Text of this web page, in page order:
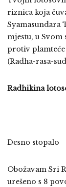
riznica koja
Syamasundara
mjestu, u
protiv
(Radha-rasa-
Radhikina
Desno stopalo
Obožavam Sri
urešeno s 8